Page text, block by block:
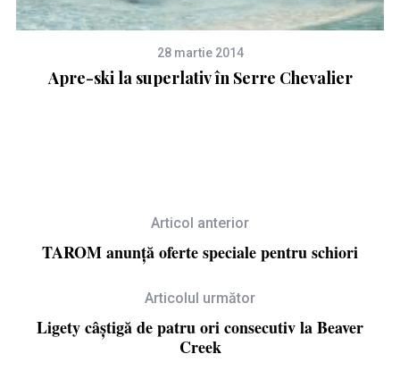
28 martie 2014
Apre-ski la superlativ în Serre Chevalier
Articol anterior
TAROM anunță oferte speciale pentru schiori
Articolul următor
Ligety câștigă de patru ori consecutiv la Beaver
Creek